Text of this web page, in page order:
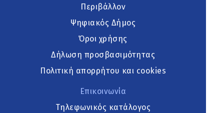
Περιβάλλον
Ψηφιακός Δήμος
Όροι χρήσης
Δήλωση προσβασιμότητας
Πολιτική απορρήτου και cookies
Επικοινωνία
Τηλεφωνικός κατάλογος